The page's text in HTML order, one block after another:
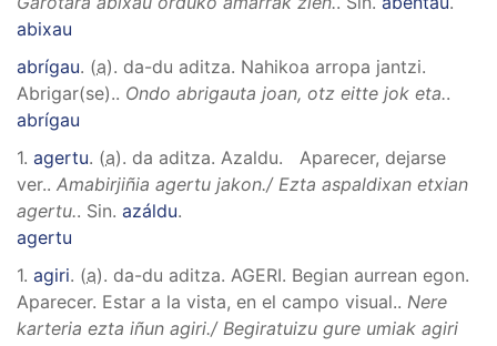
abixau
abrígau. (a). da-du aditza. Nahikoa arropa jantzi.
Abrigar(se).. Ondo abrigauta joan, otz eitte jok eta..
abrígau
1. agertu. (a). da aditza. Azaldu. Aparecer, dejarse
ver.. Amabirjiñia agertu jakon./ Ezta aspaldixan etxian
agertu.. Sin. azáldu.
agertu
1. agiri. (a). da-du aditza. AGERI. Begian aurrean egon.
Aparecer. Estar a la vista, en el campo visual.. Nere
karteria ezta iñun agiri./ Begiratuizu gure umiak agiri